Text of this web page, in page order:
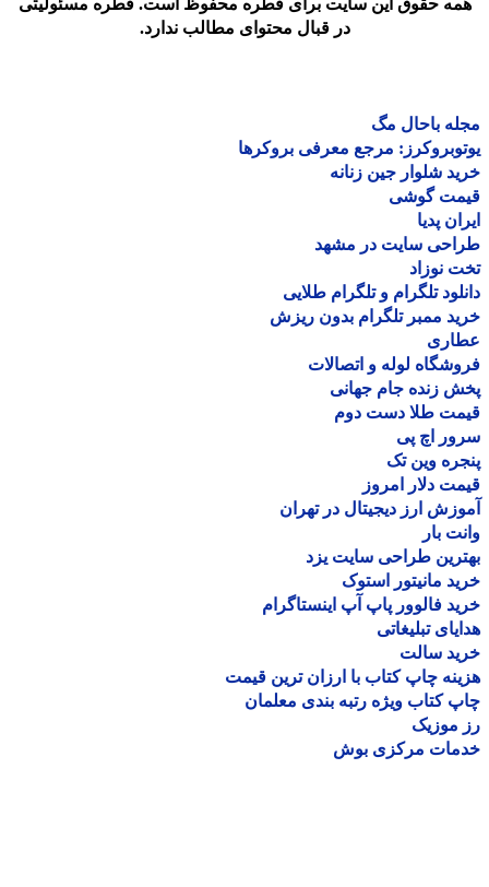
حقوق این سایت برای قطره محفوظ است. قطره مسئولیتی
در قبال محتوای مطالب ندارد.
باحال مگ
مرجع معرفی بروکرها
شلوار جین زنانه
گوشی
پدیا
سایت در مشهد
نوزاد
تلگرام و تلگرام طلایی
ممبر تلگرام بدون ریزش
لوله و اتصالات
زنده جام جهانی
طلا دست دوم
اچ پی
وین تک
دلار امروز
ارز دیجیتال در تهران
بار
طراحی سایت یزد
مانیتور استوک
فالوور پاپ آپ اینستاگرام
تبلیغاتی
سالت
چاپ کتاب با ارزان ترین قیمت
کتاب ویژه رتبه بندی معلمان
موزیک
مرکزی بوش